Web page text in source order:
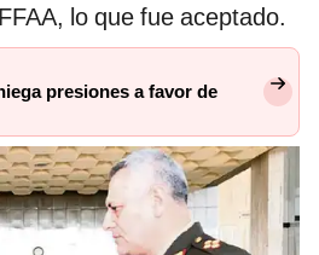
lo que fue aceptado.
presiones a favor de